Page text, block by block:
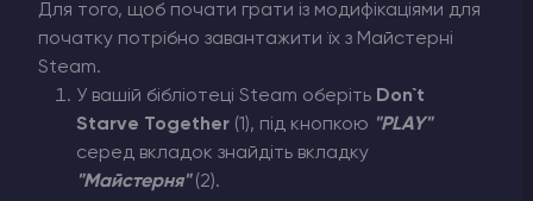
Для того, щоб почати грати із модифікаціями для
початку потрібно завантажити їх з Майстерні
Steam.
У вашій бібліотеці Steam оберіть Don`t
Starve Together (1), під кнопкою "PLAY"
серед вкладок знайдіть вкладку
"Майстерня"(2).